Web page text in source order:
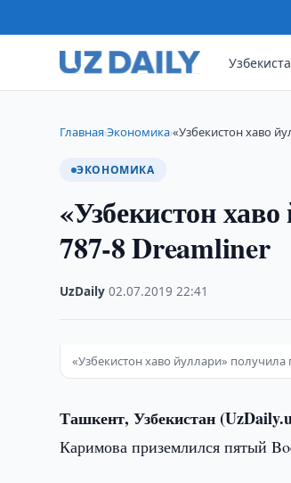
Главная›Экономика›«Узбекистон хаво
ЭКОНОМИКА
«Узбекистон
787-8 Dreamliner
UzDaily ·02.07.2019 ·22:41
«Узбекистон хаво йуллари»
Ташкент, Узбекистан
Каримова приземлился пятый